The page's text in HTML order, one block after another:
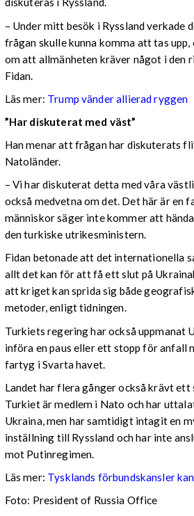
– Under mitt besök i Ryssland verkade
frågan skulle kunna komma att tas
om att allmänheten kräver något i den
Fidan.
Läs mer: Trump vänder allierad ryggen
”Har diskuterat med väst”
Han menar att frågan har diskuterats
Natoländer.
– Vi har diskuterat detta med våra
också medvetna om det. Det här är en
människor säger inte kommer att
den turkiske utrikesministern.
Fidan betonade att det internationella
allt det kan för att få ett slut på
att kriget kan sprida sig både
metoder, enligt tidningen.
Turkiets regering har också uppmanat
införa en paus eller ett stopp för anfall
fartyg i Svarta havet.
Landet har flera gånger också krävt
Turkiet är medlem i Nato och har
Ukraina, men har samtidigt intagit en
inställning till Ryssland och har inte
mot Putinregimen.
Läs mer: Tysklands förbundskansler
Foto: President of Russia Office